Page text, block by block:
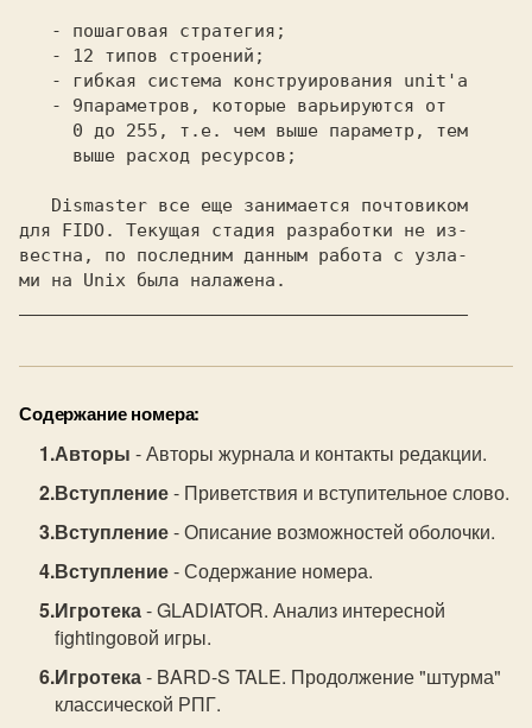
Dismaster все еще занимается почтовиком
для FIDO. Текущая стадия разработки не из-
вестна, по последним данным работа с узла-
Содержание номера:
Авторы - Авторы журнала и контакты редакции.
Вступление- Приветствия и вступительное слово.
Вступление- Описание возможностей оболочки.
Вступление- Содержание номера.
Игротека- GLADIATOR. Анализ интересной
fightingовой игры.
Игротека- BARD-S TALE. Продолжение "штурма"
классической РПГ.